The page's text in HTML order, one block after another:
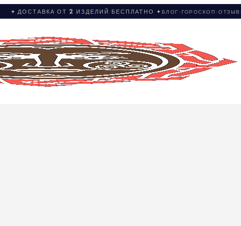
✦ ДОСТАВКА ОТ 2 ИЗДЕЛИЙ БЕСПЛАТНО ✦ БЛОГ ·ГОРОСКОП ·